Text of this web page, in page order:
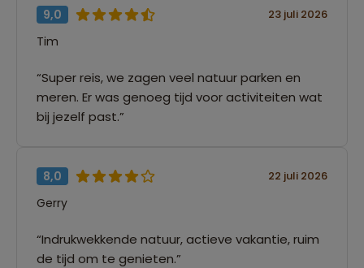
9,0 23 juli 2026
Tim
“Super reis, we zagen veel natuur parken en
meren. Er was genoeg tijd voor activiteiten wat
bij jezelf past.”
8,0 22 juli 2026
Gerry
“Indrukwekkende natuur, actieve vakantie, ruim
de tijd om te genieten.”